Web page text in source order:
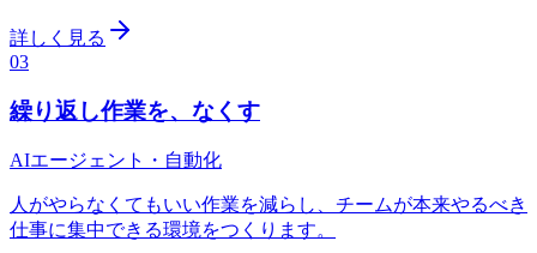
詳しく見る
03
繰り返し作業を、なくす
AIエージェント・自動化
人がやらなくてもいい作業を減らし、チームが本来やるべき
仕事に集中できる環境をつくります。